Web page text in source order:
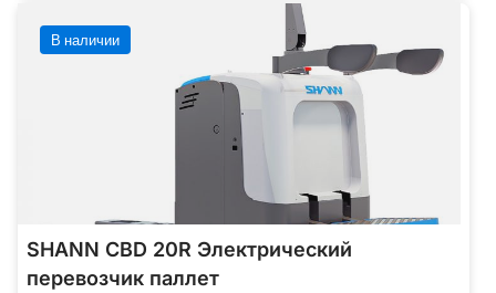
В наличии
SHANN CBD 20R Электрический
перевозчик паллет